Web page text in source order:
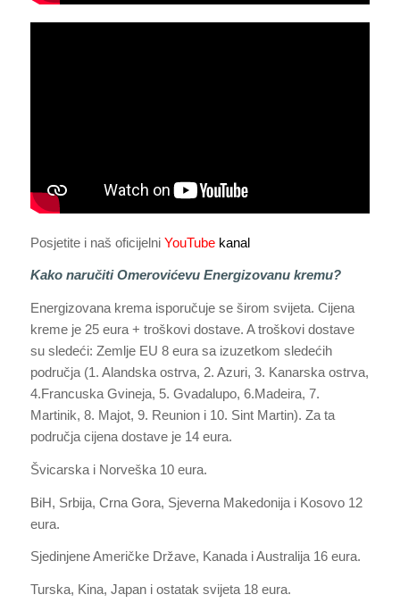
Posjetite i naš oficijelni YouTube kanal
Kako naručiti Omerovićevu Energizovanu kremu?
Energizovana krema isporučuje se širom svijeta. Cijena
kreme je 25 eura + troškovi dostave. A troškovi dostave
su sledeći: Zemlje EU 8 eura sa izuzetkom sledećih
područja (1. Alandska ostrva, 2. Azuri, 3. Kanarska ostrva,
4.Francuska Gvineja, 5. Gvadalupo, 6.Madeira, 7.
Martinik, 8. Majot, 9. Reunion i 10. Sint Martin). Za ta
područja cijena dostave je 14 eura.
Švicarska i Norveška 10 eura.
BiH, Srbija, Crna Gora, Sjeverna Makedonija i Kosovo 12
eura.
Sjedinjene Američke Države, Kanada i Australija 16 eura.
Turska, Kina, Japan i ostatak svijeta 18 eura.